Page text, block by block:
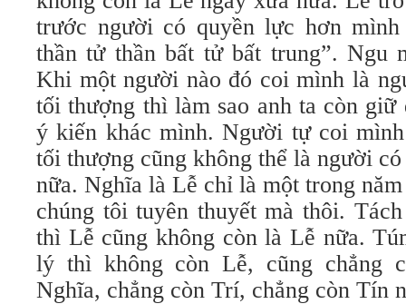
trước người có quyền lực hơn
thần tử thần bất tử bất trung”. Ngu
Khi một người nào đó coi mình là
tối thượng thì làm sao anh ta còn
ý kiến khác mình. Người tự coi
tối thượng cũng không thể là người
nữa. Nghĩa là Lễ chỉ là một trong
chúng tôi tuyên thuyết mà thôi.
thì Lễ cũng không còn là Lễ nữa.
lý thì không còn Lễ, cũng chẳng
Nghĩa, chẳng còn Trí, chẳng còn Tín